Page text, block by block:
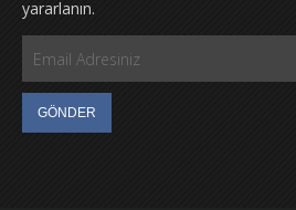
yararlanın.